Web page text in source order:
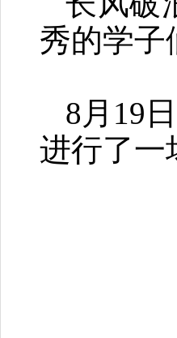
秀的学子
8月19
进行了一